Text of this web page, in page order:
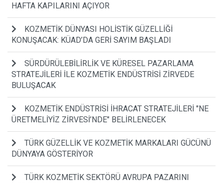
HAFTA KAPILARINI AÇIYOR
KOZMETİK DÜNYASI HOLİSTİK GÜZELLİĞİ
KONUŞACAK: KÜAD’DA GERİ SAYIM BAŞLADI
SÜRDÜRÜLEBİLİRLİK VE KÜRESEL PAZARLAMA
STRATEJİLERİ İLE KOZMETİK ENDÜSTRİSİ ZİRVEDE
BULUŞACAK
KOZMETİK ENDÜSTRİSİ İHRACAT STRATEJİLERİ "NE
ÜRETMELİYİZ ZİRVESİ’NDE" BELİRLENECEK
TÜRK GÜZELLİK VE KOZMETİK MARKALARI GÜCÜNÜ
DÜNYAYA GÖSTERİYOR
TÜRK KOZMETİK SEKTÖRÜ AVRUPA PAZARINI